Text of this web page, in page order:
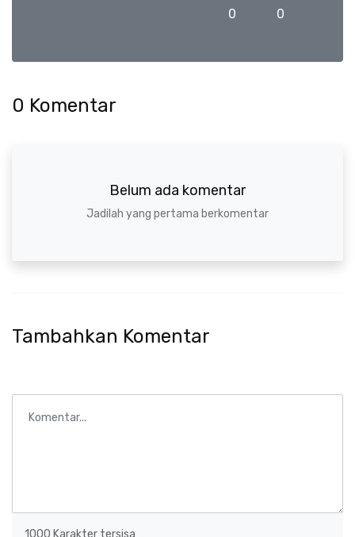
0 0
0 Komentar
Belum ada komentar
Jadilah yang pertama berkomentar
Tambahkan Komentar